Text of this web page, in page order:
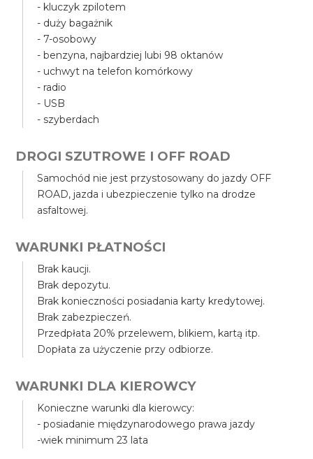
- kluczyk zpilotem
- duży bagażnik
- 7-osobowy
- benzyna, najbardziej lubi 98 oktanów
- uchwyt na telefon komórkowy
- radio
- USB
- szyberdach
DROGI SZUTROWE I OFF ROAD
Samochód nie jest przystosowany do jazdy OFF
ROAD, jazda i ubezpieczenie tylko na drodze
asfaltowej.
WARUNKI PŁATNOŚCI
Brak kaucji.
Brak depozytu.
Brak konieczności posiadania karty kredytowej.
Brak zabezpieczeń.
Przedpłata 20% przelewem, blikiem, kartą itp.
Dopłata za użyczenie przy odbiorze.
WARUNKI DLA KIEROWCY
Konieczne warunki dla kierowcy:
- posiadanie międzynarodowego prawa jazdy
-wiek minimum 23 lata